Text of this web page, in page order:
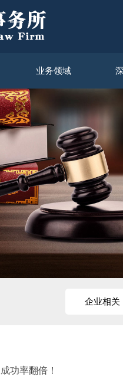
业务领域
企业相关
功率翻倍！